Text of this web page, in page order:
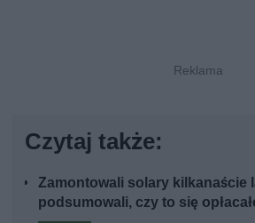
Czytaj także:
Zamontowali solary kilkanaście
podsumowali, czy to się